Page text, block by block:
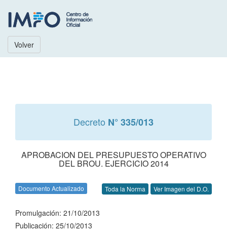
Volver
Decreto N° 335/013
APROBACION DEL PRESUPUESTO OPERATIVO
DEL BROU. EJERCICIO 2014
Documento Actualizado Toda la Norma Ver Imagen del D.O.
Promulgación: 21/10/2013
Publicación: 25/10/2013